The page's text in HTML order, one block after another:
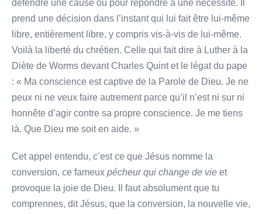
défendre une cause ou pour répondre à une nécessité. Il
prend une décision dans l’instant qui lui fait être lui-même
libre, entièrement libre, y compris vis-à-vis de lui-même.
Voilà la liberté du chrétien. Celle qui fait dire à Luther à la
Diète de Worms devant Charles Quint et le légat du pape
: « Ma conscience est captive de la Parole de Dieu. Je ne
peux ni ne veux faire autrement parce qu’il n’est ni sur ni
honnête d’agir contre sa propre conscience. Je me tiens
là. Que Dieu me soit en aide. »
Cet appel entendu, c’est ce que Jésus nomme la
conversion, ce fameux pécheur qui change de vie et
provoque la joie de Dieu. Il faut absolument que tu
comprennes, dit Jésus, que la conversion, la nouvelle vie,